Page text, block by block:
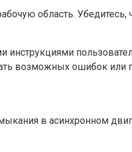
область. Убедитесь,
инструкциями
возможных ошибок или
в асинхронном